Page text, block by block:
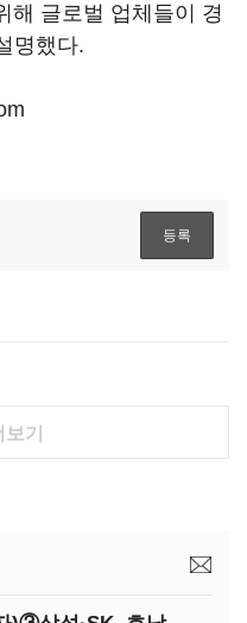
해 글로벌 업체들이 경
명했다.
기